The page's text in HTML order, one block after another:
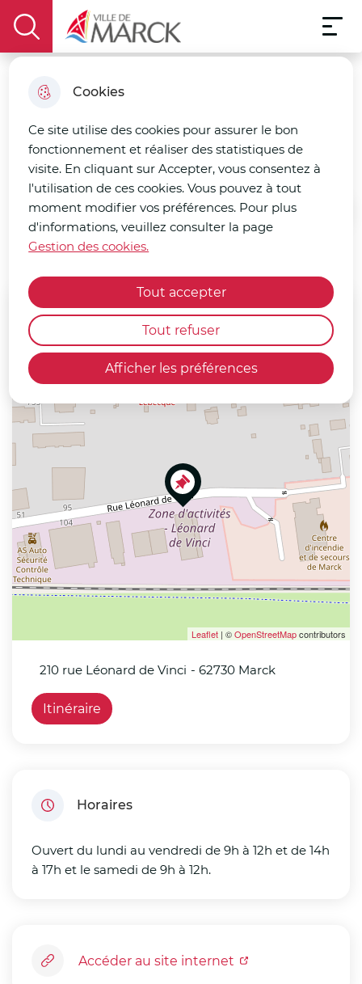
Cookies
Ce site utilise des cookies pour assurer le bon
fonctionnement et réaliser des statistiques de
visite. En cliquant sur Accepter, vous consentez à
l'utilisation de ces cookies. Vous pouvez à tout
moment modifier vos préférences. Pour plus
d'informations, veuillez consulter la page
Gestion des cookies.
Afficher les préférences
Tout accepter
Tout refuser
Aller à la
recherche
Consulter
le plan
display the search field
Ville de Marck
Menu
Adomia
Menuiserie
Emplacement
+
−
Leaflet | ©OpenStreetMapcontributors
210 rue Léonard de Vinci - 62730 Marck
Itinéraire
Horaires
Ouvert du lundi au vendredi de 9h à 12h et de 14h
à 17h et le samedi de 9h à 12h.
Accéder au site internet